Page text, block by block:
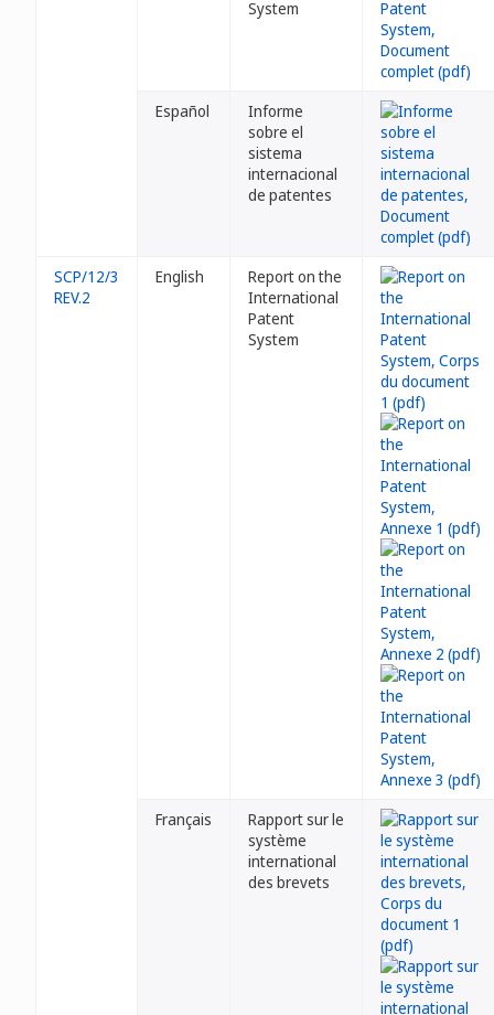
System
Español
Informe
sobre el
sistema
internacional
de patentes
SCP/12/3
REV.2
English
Report on the
International
Patent
System
Français
Rapport sur le
système
international
des brevets